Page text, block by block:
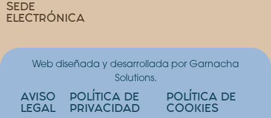
SEDE
ELECTRÓNICA
Web diseñada y desarrollada por Garnacha
Solutions.
AVISO
LEGAL
POLÍTICA DE
PRIVACIDAD
POLÍTICA DE
COOKIES